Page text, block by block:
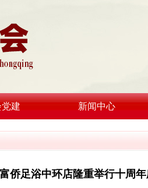
建 新闻中心
侨足浴中环店隆重举行十周